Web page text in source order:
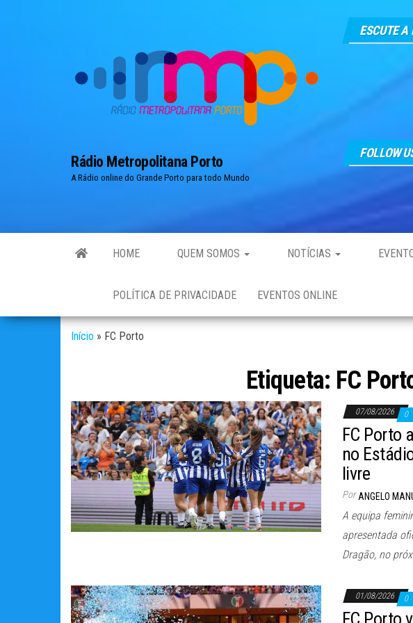
Rádio Metropolitana Porto
A Rádio online do Grande Porto para todo Mundo
ESCUTE
FOLLOW
HOME QUEM SOMOS NOTÍCIAS
POLÍTICA DE PRIVACIDADE EVENTOS ONLINE
Início » FC Porto
Etiqueta: FC
07/08/2026 0
FC Porto
no
livre
Por ANGELO
A equipa
apresentada
Dragão, no
01/08/2026 0
FC Porto